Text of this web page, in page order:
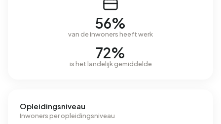
56%
van de inwoners heeft werk
72%
is het landelijk gemiddelde
Opleidingsniveau
Inwoners per opleidingsniveau